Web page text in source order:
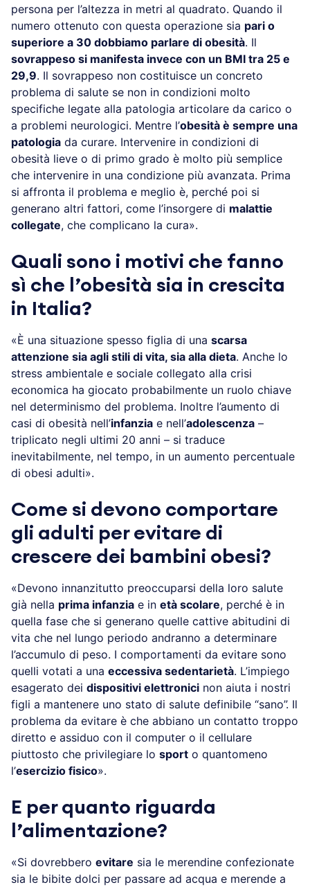
persona per l’altezza in metri al quadrato. Quando il
numero ottenuto con questa operazione sia pari o
superiore a 30 dobbiamo parlare di obesità. Il
sovrappeso si manifesta invece con un BMI tra 25 e
29,9. Il sovrappeso non costituisce un concreto
problema di salute se non in condizioni molto
specifiche legate alla patologia articolare da carico o
a problemi neurologici. Mentre l’obesità è sempre una
patologia da curare. Intervenire in condizioni di
obesità lieve o di primo grado è molto più semplice
che intervenire in una condizione più avanzata. Prima
si affronta il problema e meglio è, perché poi si
generano altri fattori, come l’insorgere di malattie
collegate, che complicano la cura».
Quali sono i motivi che fanno
sì che l’obesità sia in crescita
in Italia?
«È una situazione spesso figlia di una scarsa
attenzione sia agli stili di vita, sia alla dieta. Anche lo
stress ambientale e sociale collegato alla crisi
economica ha giocato probabilmente un ruolo chiave
nel determinismo del problema. Inoltre l’aumento di
casi di obesità nell’infanzia e nell’adolescenza –
triplicato negli ultimi 20 anni – si traduce
inevitabilmente, nel tempo, in un aumento percentuale
di obesi adulti».
Come si devono comportare
gli adulti per evitare di
crescere dei bambini obesi?
«Devono innanzitutto preoccuparsi della loro salute
già nella prima infanzia e in età scolare, perché è in
quella fase che si generano quelle cattive abitudini di
vita che nel lungo periodo andranno a determinare
l’accumulo di peso. I comportamenti da evitare sono
quelli votati a una eccessiva sedentarietà. L’impiego
esagerato dei dispositivi elettronici non aiuta i nostri
figli a mantenere uno stato di salute definibile “sano”. Il
problema da evitare è che abbiano un contatto troppo
diretto e assiduo con il computer o il cellulare
piuttosto che privilegiare lo sport o quantomeno
l’esercizio fisico».
E per quanto riguarda
l’alimentazione?
«Si dovrebbero evitare sia le merendine confezionate
sia le bibite dolci per passare ad acqua e merende a